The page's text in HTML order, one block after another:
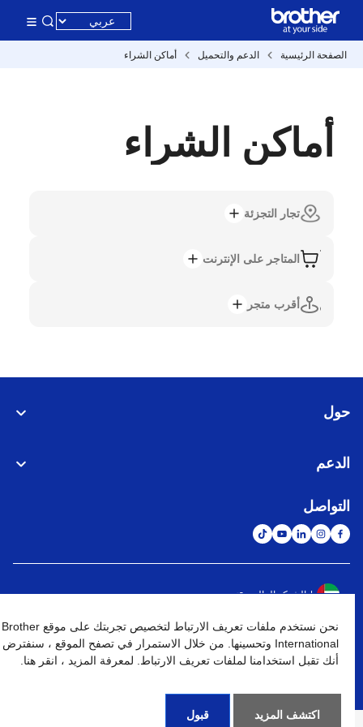
الصفحة الرئيسية الدعم والتحميل أماكن الشراء
أماكن الشراء
تجار التجزئة
المتاجر على الإنترنت
أقرب متجر
حول
الدعم
التواصل
الشبكة العالمية
نهج الخصوصية شروط الإستخدام خريطة الموقع الإنتقال إلى الموقع العالمي
كافة الحقوق محفوظة. BROTHER INTERNATIONAL (GULF) FZE
نحن نستخدم ملفات تعريف الارتباط لتخصيص تجربتك على موقع Brother
International وتحسينها. من خلال الاستمرار في تصفح الموقع ، سنفترض
أنك تقبل استخدامنا لملفات تعريف الارتباط. لمعرفة المزيد ، انقر هنا.
اكتشف المزيد قبول